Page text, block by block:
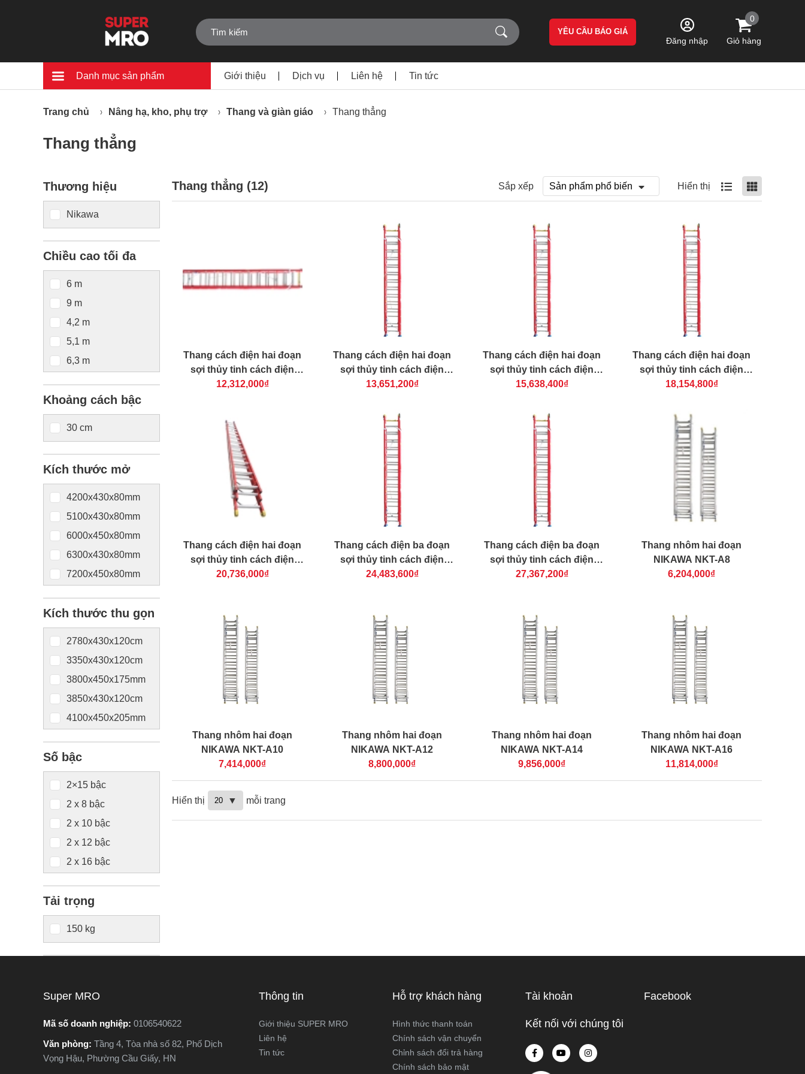
YÊU CẦU BÁO GIÁ
Đăng nhập
0
Giỏ hàng
Danh mục sản phẩm Giới thiệu Dịch vụ Liên hệ Tin tức
Trang chủ Nâng hạ, kho, phụ trợ Thang và giàn giáo Thang thẳng
Thang thẳng
Thương hiệu
Nikawa
Chiều cao tối đa
6 m
9 m
4,2 m
5,1 m
6,3 m
7,5 m
8,1 m
10,2 m
11,1 m
12,3 m
Khoảng cách bậc
30 cm
Kích thước mở
4200x430x80mm
5100x430x80mm
6000x450x80mm
6300x430x80mm
7200x450x80mm
8100x450x80mm
8700x430x80mm
Kích thước thu gọn
2780x430x120cm
3350x430x120cm
3800x450x175mm
3850x430x120cm
4100x450x205mm
4400x450x205mm
4450x430x120cm
Số bậc
2×15 bậc
2 x 8 bậc
2 x 10 bậc
2 x 12 bậc
2 x 16 bậc
2×14 bậc
2x17 bậc
2/3 x 12 bậc
Tải trọng
150 kg
Thang thẳng (12) Sắp xếp Hiển thị
Thang cách điện hai đoạn
sợi thủy tinh cách điện
NIKAWA NKL-60
12,312,000₫
Thang cách điện hai đoạn
sợi thủy tinh cách điện
NIKAWA NKL-70
13,651,200₫
Thang cách điện hai đoạn
sợi thủy tinh cách điện
NIKAWA NKL-80
15,638,400₫
Thang cách điện hai đoạn
sợi thủy tinh cách điện
NIKAWA NKL-90
18,154,800₫
Thang cách điện hai đoạn
sợi thủy tinh cách điện
NIKAWA NKL-100
20,736,000₫
Thang cách điện ba đoạn
sợi thủy tinh cách điện
NIKAWA NKL-110
24,483,600₫
Thang cách điện ba đoạn
sợi thủy tinh cách điện
NIKAWA NKL-120
27,367,200₫
Thang nhôm hai đoạn
NIKAWA NKT-A8
6,204,000₫
Thang nhôm hai đoạn
NIKAWA NKT-A10
7,414,000₫
Thang nhôm hai đoạn
NIKAWA NKT-A12
8,800,000₫
Thang nhôm hai đoạn
NIKAWA NKT-A14
9,856,000₫
Thang nhôm hai đoạn
NIKAWA NKT-A16
11,814,000₫
Hiển thị mỗi trang
Super MRO
Mã số doanh nghiệp: 0106540622
Văn phòng: Tầng 4, Tòa nhà số 82, Phố Dịch
Vọng Hậu, Phường Cầu Giấy, HN
Thông tin
Giới thiệu SUPER MRO
Liên hệ
Tin tức
Hỗ trợ khách hàng
Hình thức thanh toán
Chính sách vận chuyển
Chỉnh sách đổi trả hàng
Chính sách bảo mật
Tài khoản
Kết nối với chúng tôi
Facebook